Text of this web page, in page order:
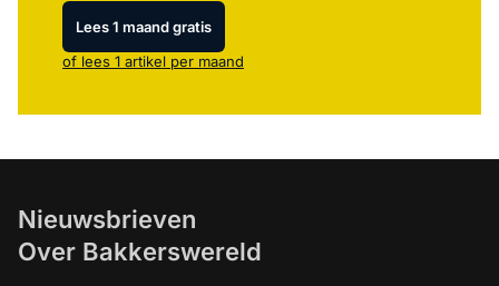
Lees 1 maand gratis
of lees 1 artikel per maand
Nieuwsbrieven
Over Bakkerswereld